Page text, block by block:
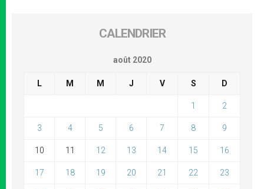
CALENDRIER
août 2020
L M M J V S D
1 2
3 4 5 6 7 8 9
10 11 12 13 14 15 16
17 18 19 20 21 22 23